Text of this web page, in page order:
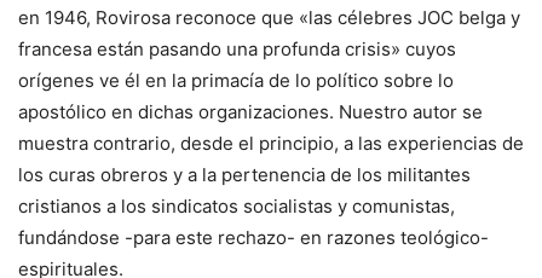
en 1946, Rovirosa reconoce que «las célebres JOC belga y
francesa están pasando una profunda crisis» cuyos
orígenes ve él en la primacía de lo político sobre lo
apostólico en dichas organizaciones. Nuestro autor se
muestra contrario, desde el principio, a las experiencias de
los curas obreros y a la pertenencia de los militantes
cristianos a los sindicatos socialistas y comunistas,
fundándose -para este rechazo- en razones teológico-
espirituales.